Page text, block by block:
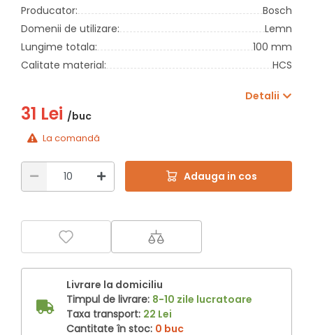
Producator:
Bosch
Domenii de utilizare:
Lemn
Lungime totala:
100 mm
Calitate material:
HCS
Detalii
31 Lei /buc
La comandă
Adauga in cos
Livrare la domiciliu
Timpul de livrare: 8-10 zile lucratoare
Taxa transport: 22 Lei
Cantitate în stoc: 0 buc